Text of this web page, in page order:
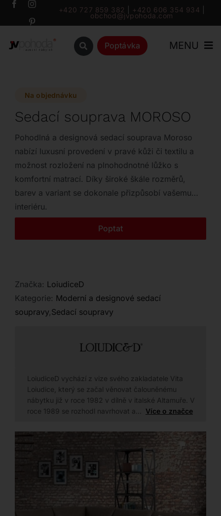
Přeskočit
+420 727 859 382 +420 606 354 934
obchod@jvpohoda.com
Poptávka MENU
Katalog
Značky
Outlet
Kontakt
Na objednávku
Sedací souprava MOROSO
Pohodlná a designová sedací souprava Moroso
nabízí luxusní provedení v pravé kůži či textilu a
možnost rozložení na plnohodnotné lůžko s
komfortní matrací. Díky široké škále rozměrů,
barev a variant se dokonale přizpůsobí vašemu
interiéru.
Poptat
Značka: LoiudiceD
Kategorie: Moderní a designové sedací
soupravy,Sedací soupravy
LoiudiceD vychází z vize svého zakladatele Vita
Loiudice, který se začal věnovat čalouněnému
nábytku již v roce 1982 v dílně v italské Altamuře. V
roce 1989 se rozhodl navrhovat a… Více o značce